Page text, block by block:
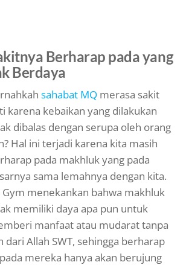
Berharap pada yang
Berdaya
sahabat MQ merasa sakit
karena kebaikan yang dilakukan
dibalas dengan serupa oleh orang
Hal ini terjadi karena kita masih
pada makhluk yang pada
sama lemahnya dengan kita.
Gym menekankan bahwa makhluk
memiliki daya apa pun untuk
manfaat atau mudarat tanpa
dari Allah SWT, sehingga berharap
mereka hanya akan berujung